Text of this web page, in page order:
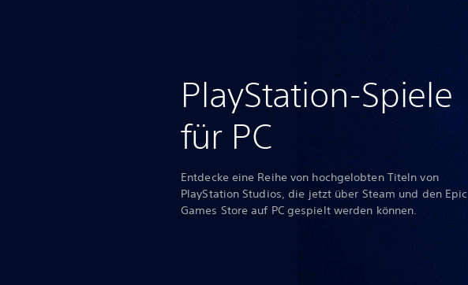
PlayStation-Spiele
für PC
Entdecke eine Reihe von hochgelobten Titeln von
PlayStation Studios, die jetzt über Steam und den Epic
Games Store auf PC gespielt werden können.